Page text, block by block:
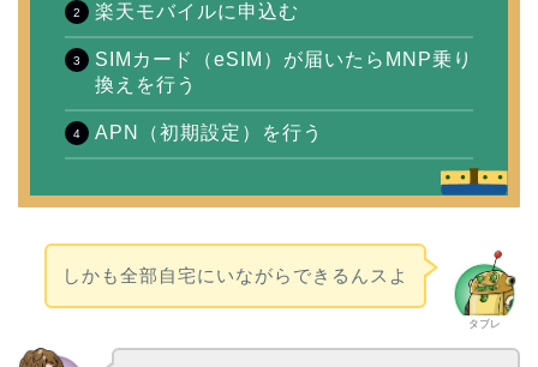
楽天モバイルに申込む
SIMカード（eSIM）が届いたらMNP乗り
換えを行う
APN（初期設定）を行う
タブレ
しかも全部自宅にいながらできるんスよ